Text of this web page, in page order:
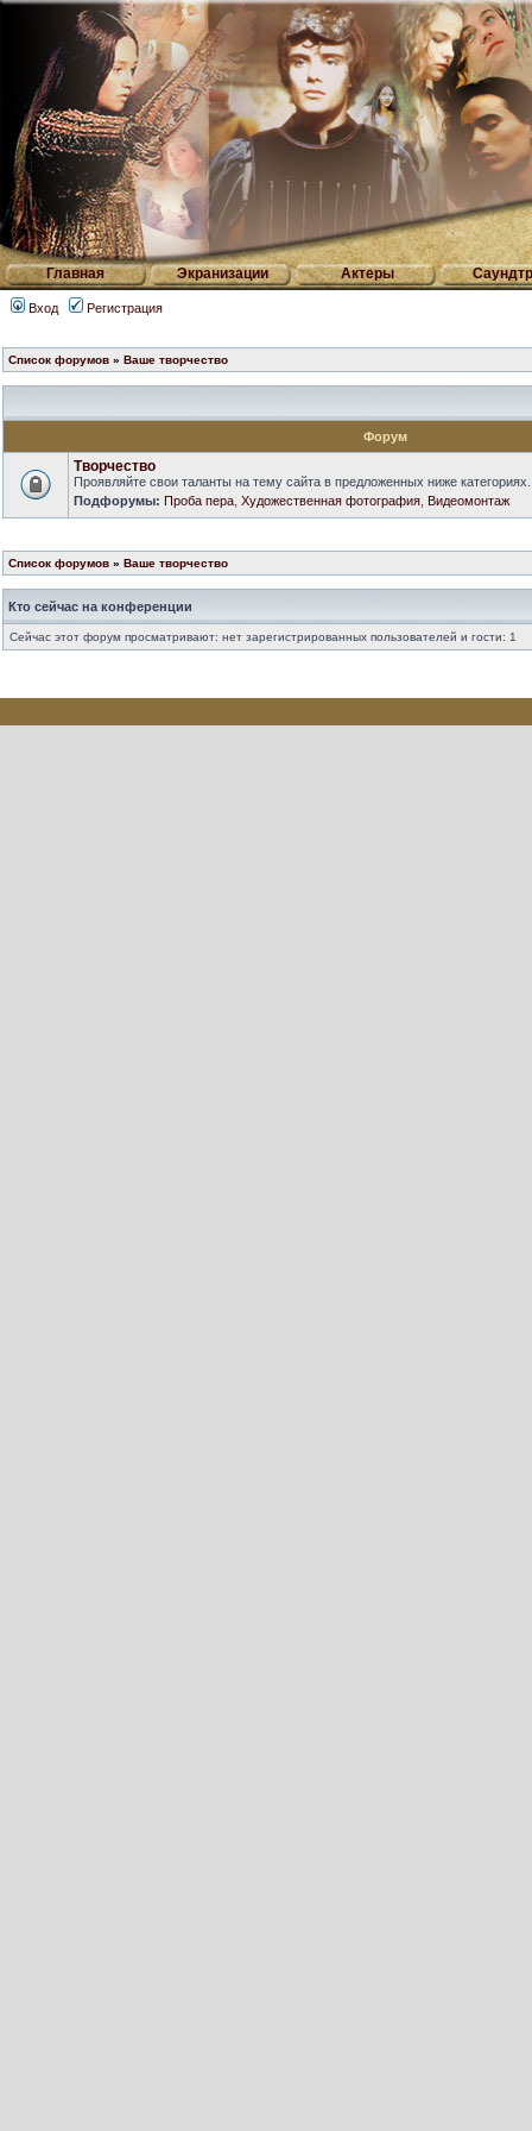
Главная Экранизации Актеры
Вход Регистрация
Список форумов » Ваше творчество
Форум
Творчество
Проявляйте свои таланты на тему сайта в предложенных ниже категориях.
Подфорумы: Проба пера Художественная фотография Видеомонтаж
Список форумов » Ваше творчество
Кто сейчас на конференции
Сейчас этот форум просматривают: нет зарегистрированных пользователей и гости: 1